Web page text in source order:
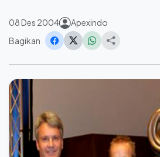
08 Des 2004
Apexindo
Bagikan